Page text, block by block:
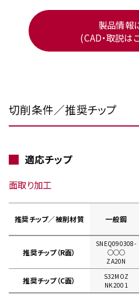
製品情報
(CAD・取説は
切削条件／推奨チップ
適応チップ
面取り加工
推奨チップ／被削材質 一般鋼
推奨チップ（R面）
SNEQ090308-
○○○
ZA20N
推奨チップ（C面）
S32MOZ
NK2001